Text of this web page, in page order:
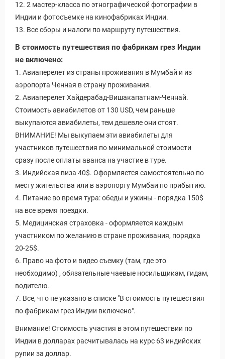
12. 2 мастер-класса по этнографической фотографии в
Индии и фотосъемке на кинофабриках Индии.
13. Все сборы и налоги по маршруту путешествия.
В стоимость путешествия по фабрикам грез Индии
не включено:
1. Авиаперелет из страны проживания в Мумбай и из
аэропорта Ченная в страну проживания.
2. Авиаперелет Хайдерабад-Вишакапатнам-Ченнай.
Стоимость авиабилетов от 130 USD, чем раньше
выкупаются авиабилеты, тем дешевле они стоят.
ВНИМАНИЕ! Мы выкупаем эти авиабилеты для
участников путешествия по минимальной стоимости
сразу после оплаты аванса на участие в туре.
3. Индийская виза 40$. Оформляется самостоятельно по
месту жительства или в аэропорту Мумбаи по прибытию.
4. Питание во время тура: обеды и ужины - порядка 150$
на все время поездки.
5. Медицинская страховка - оформляется каждым
участником по желанию в стране проживания, порядка
20-25$.
6. Право на фото и видео съемку (там, где это
необходимо) , обязательные чаевые носильщикам, гидам,
водителю.
7. Все, что не указано в списке "В стоимость путешествия
по фабрикам грез Индии включено".
Внимание! Стоимость участия в этом путешествии по
Индии в долларах расчитывалась на курс 63 индийских
рупии за доллар.